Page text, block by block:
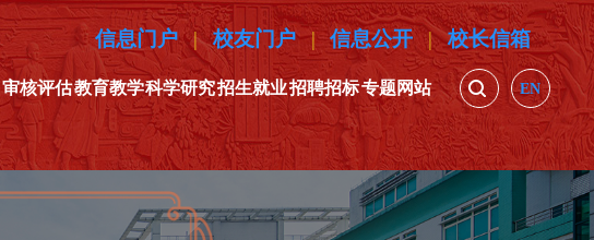
信息门户 | 校友门户 | 信息公开 | 校长信箱
审核评估教育教学科学研究招生就业招聘招标专题网站 EN